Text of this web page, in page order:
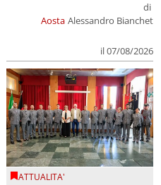
Aosta
di
Alessandro Bianchet
il 07/08/2026
ATTUALITA'